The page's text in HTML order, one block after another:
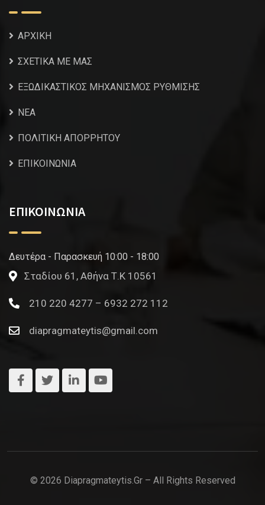
ΑΡΧΙΚΗ
ΣΧΕΤΙΚΑ ΜΕ ΜΑΣ
ΕΞΩΔΙΚΑΣΤΙΚΟΣ ΜΗΧΑΝΙΣΜΟΣ ΡΥΘΜΙΣΗΣ
NEA
ΠΟΛΙΤΙΚΗ ΑΠΟΡΡΗΤΟΥ
ΕΠΙΚΟΙΝΩΝΙΑ
ΕΠΙΚΟΙΝΩΝΙΑ
Δευτέρα - Παρασκευή 10:00 - 18:00
Σταδίου 61, Αθήνα Τ.Κ 10561
210 220 4277 – 6932 272 112
diapragmateytis@gmail.com
© 2026 Diapragmateytis.gr – All Rights Reserved